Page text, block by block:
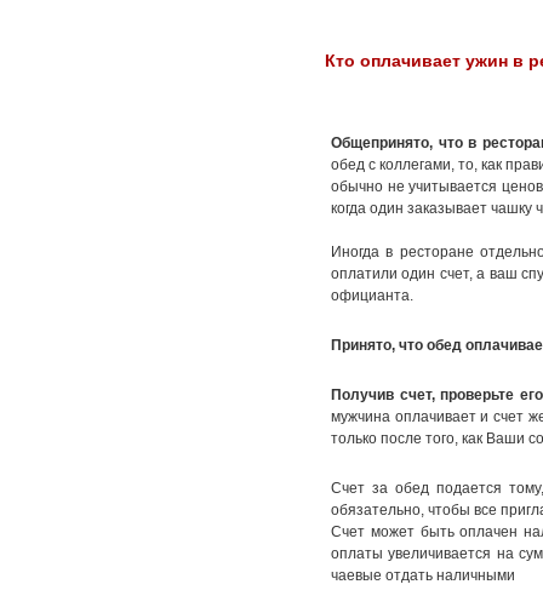
Кто оплачивает ужин в
Общепринято, что в
обед с коллегами, то, как
обычно не учитывается
когда один заказывает чашку
Иногда в ресторане
оплатили один счет, а ваш
официанта.
Принято, что обед
Получив счет, проверьте
мужчина оплачивает и счет
только после того, как Ваши
Счет за обед подается
обязательно, чтобы все
Счет может быть оплачен
оплаты увеличивается на
чаевые отдать наличными